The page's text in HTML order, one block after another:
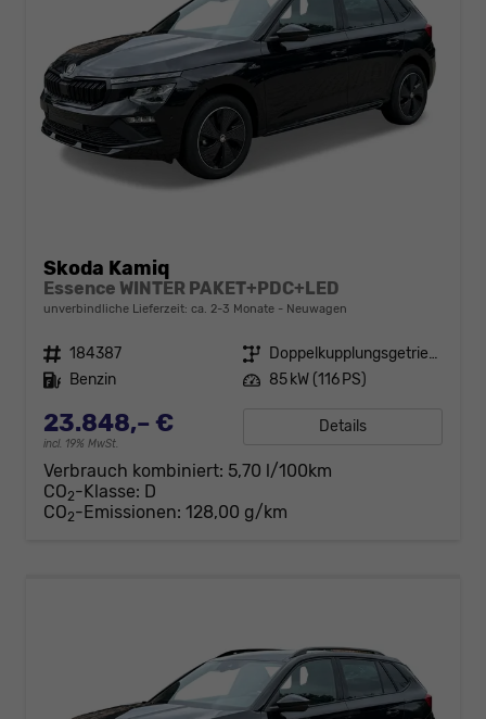
Skoda Kamiq
Essence WINTER PAKET+PDC+LED
unverbindliche Lieferzeit: ca. 2-3 Monate Neuwagen
Fahrzeugnr. 184387 Getriebe
Doppelkupplungsgetriebe (DSG)
Kraftstoff Benzin Leistung 85 kW (116 PS)
23.848,– €
incl. 19% MwSt.
Details
Verbrauch kombiniert: 5,70 l/100km
CO2-Klasse: D
CO2-Emissionen: 128,00 g/km